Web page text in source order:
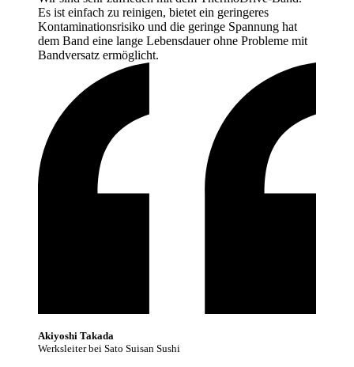
Es ist einfach zu reinigen, bietet ein geringeres
Kontaminationsrisiko und die geringe Spannung hat
dem Band eine lange Lebensdauer ohne Probleme mit
Bandversatz ermöglicht.
Akiyoshi Takada
Werksleiter bei Sato Suisan Sushi